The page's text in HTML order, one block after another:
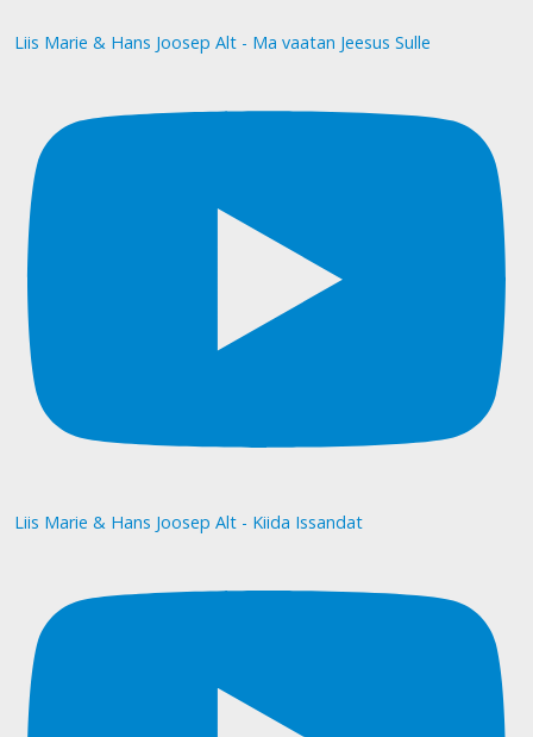
Liis Marie & Hans Joosep Alt - Ma vaatan Jeesus Sulle
Liis Marie & Hans Joosep Alt - Kiida Issandat